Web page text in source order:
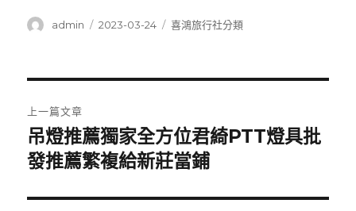
作
admin
發
2023-03-24
分
喜鴻旅行社分類
章
導
覽
上一篇文章
上
一
文
吊燈推薦獨家全方位君綺PTT燈具批
發推薦繁複給新莊當鋪